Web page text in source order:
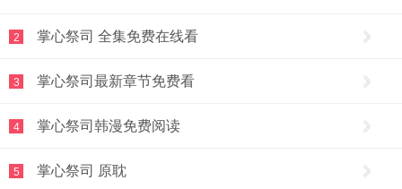
2 掌心祭司 全集免费在线看
3 掌心祭司最新章节免费看
4 掌心祭司韩漫免费阅读
5 掌心祭司 原耽